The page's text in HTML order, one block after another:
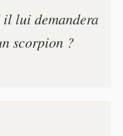
il lui demandera
scorpion ?